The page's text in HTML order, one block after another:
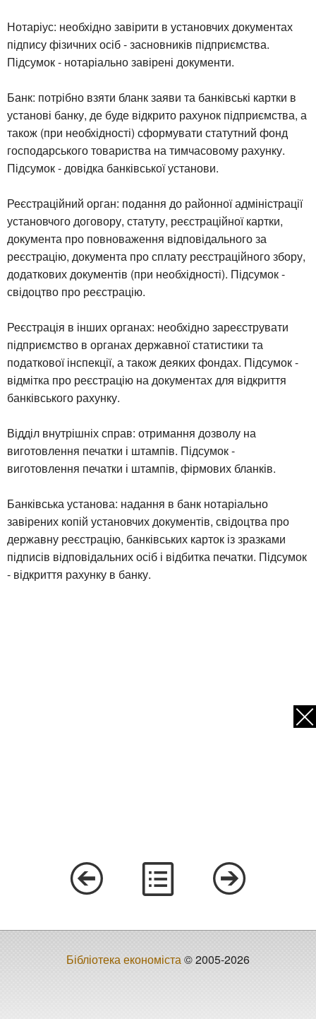
Нотаріус: необхідно завірити в установчих документах
підпису фізичних осіб - засновників підприємства.
Підсумок - нотаріально завірені документи.
Банк: потрібно взяти бланк заяви та банківські картки в
установі банку, де буде відкрито рахунок підприємства, а
також (при необхідності) сформувати статутний фонд
господарського товариства на тимчасовому рахунку.
Підсумок - довідка банківської установи.
Реєстраційний орган: подання до районної адміністрації
установчого договору, статуту, реєстраційної картки,
документа про повноваження відповідального за
реєстрацію, документа про сплату реєстраційного збору,
додаткових документів (при необхідності). Підсумок -
свідоцтво про реєстрацію.
Реєстрація в інших органах: необхідно зареєструвати
підприємство в органах державної статистики та
податкової інспекції, а також деяких фондах. Підсумок -
відмітка про реєстрацію на документах для відкриття
банківського рахунку.
Відділ внутрішніх справ: отримання дозволу на
виготовлення печатки і штампів. Підсумок -
виготовлення печатки і штампів, фірмових бланків.
Банківська установа: надання в банк нотаріально
завірених копій установчих документів, свідоцтва про
державну реєстрацію, банківських карток із зразками
підписів відповідальних осіб і відбитка печатки. Підсумок
- відкриття рахунку в банку.
Бібліотека економіста© 2005-2026